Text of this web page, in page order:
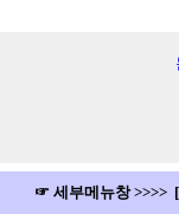
☞ 세부메뉴창